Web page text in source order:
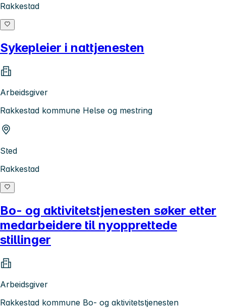
Rakkestad
Sykepleier i nattjenesten
Arbeidsgiver
Rakkestad kommune Helse og mestring
Sted
Rakkestad
Bo- og aktivitetstjenesten søker etter
medarbeidere til nyopprettede
stillinger
Arbeidsgiver
Rakkestad kommune Bo- og aktivitetstjenesten